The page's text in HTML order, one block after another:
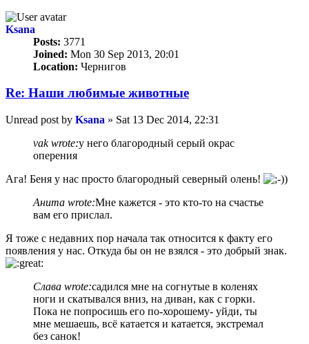
Ksana
Posts: 3771
Joined: Mon 30 Sep 2013, 20:01
Location: Чернигов
Re: Наши любимые животные
Unread post by Ksana » Sat 13 Dec 2014, 22:31
vak wrote:у него благородный серый окрас
оперения
Ага! Беня у нас просто благородный северный олень!
Анита wrote:Мне кажется - это кто-то на счастье
вам его прислал.
Я тоже с недавних пор начала так относится к факту его
появления у нас. Откуда бы он не взялся - это добрый знак.
Слава wrote:садился мне на согнутые в коленях
ноги и скатывался вниз, на диван, как с горки.
Пока не попросишь его по-хорошему- уйди, ты
мне мешаешь, всё катается и катается, экстремал
без санок!